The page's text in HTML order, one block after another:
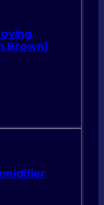
Brown]